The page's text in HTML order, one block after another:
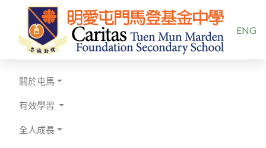
ENG
關於屯馬
有效學習
全人成長